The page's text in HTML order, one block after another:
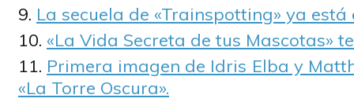
La secuela de «Trainspotting» ya está
«La Vida Secreta de tus Mascotas»
Primera imagen de Idris Elba y
«La Torre Oscura».